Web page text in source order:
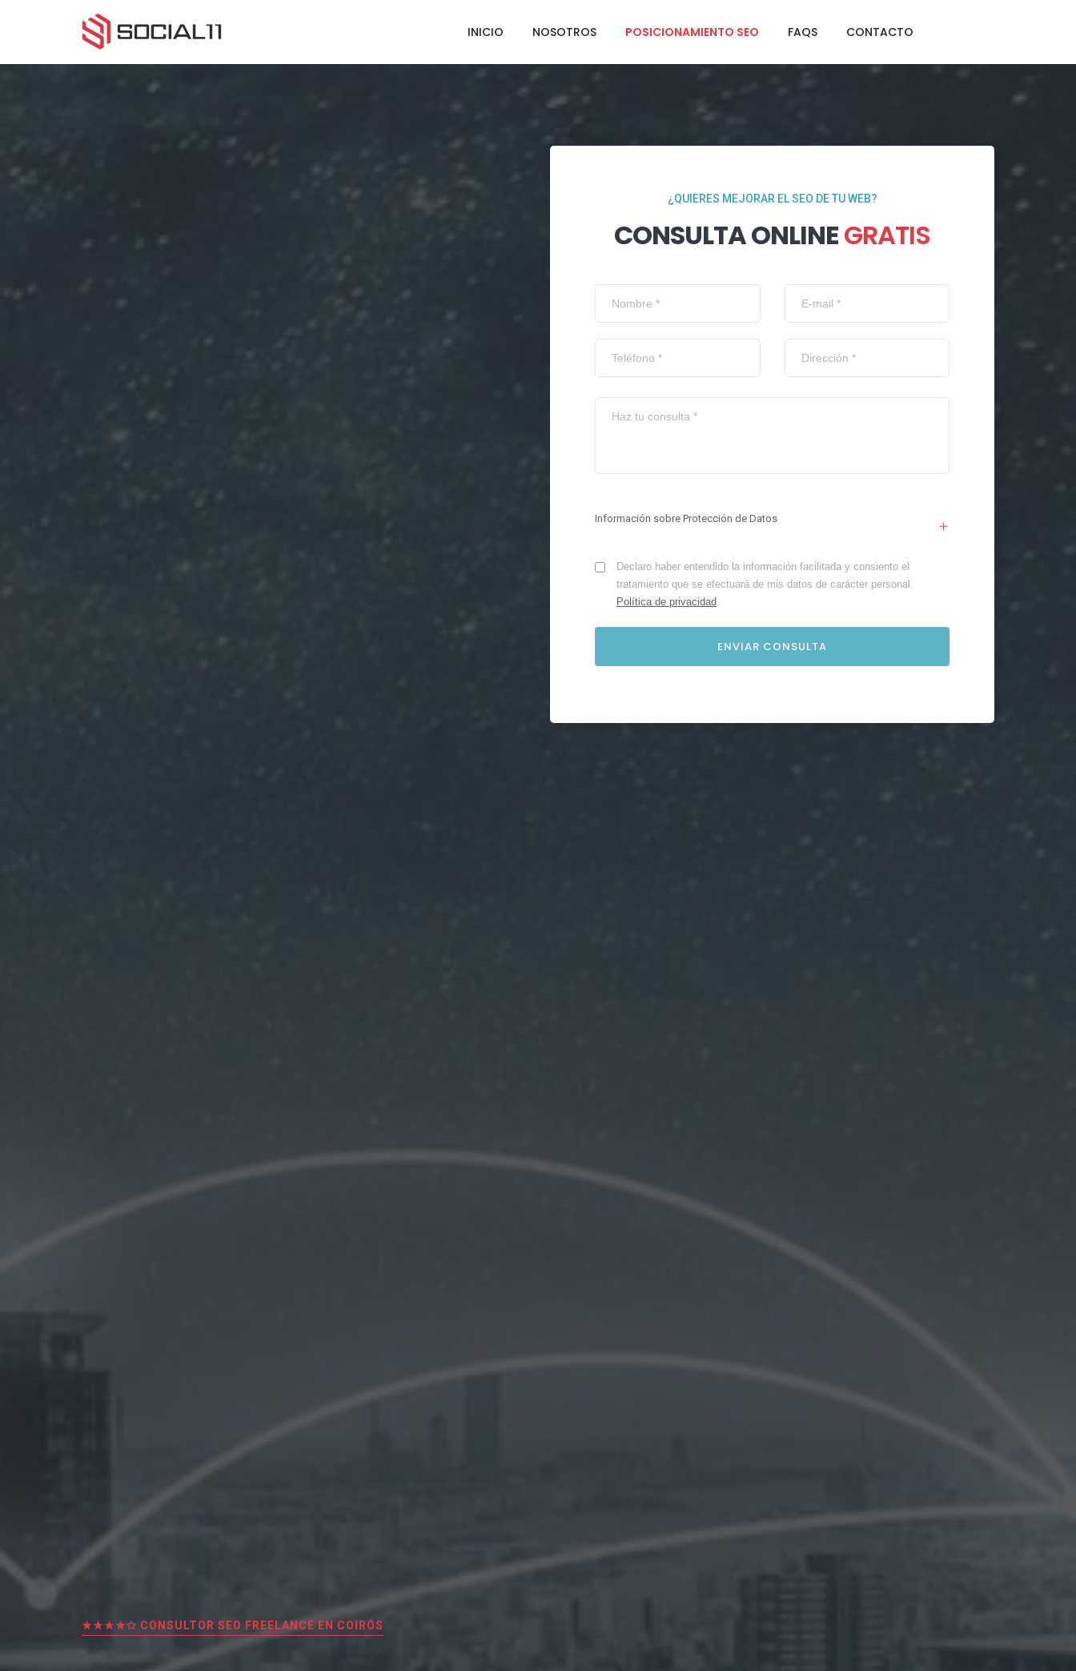
INICIO NOSOTROS POSICIONAMIENTO SEO FAQS CONTACTO
★★★★✩ CONSULTOR SEO FREELANCE EN COIRÓS
¿QUIERES MEJORAR EL SEO DE TU WEB?
CONSULTA ONLINEGRATIS
Información sobre Protección de Datos
Declaro haber entendido la información facilitada y consiento el
tratamiento que se efectuará de mis datos de carácter personal.
Política de privacidad.